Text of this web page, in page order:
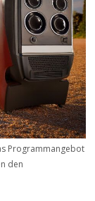
Programmangebot
den